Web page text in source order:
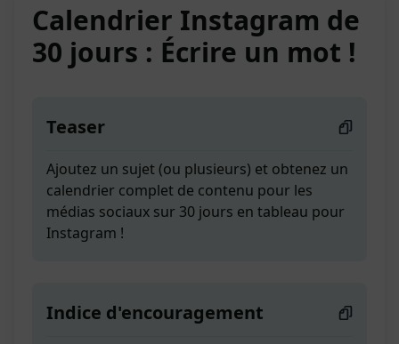
Calendrier Instagram de
30 jours : Écrire un mot !
Teaser
Ajoutez un sujet (ou plusieurs) et obtenez un
calendrier complet de contenu pour les
médias sociaux sur 30 jours en tableau pour
Instagram !
Indice d'encouragement